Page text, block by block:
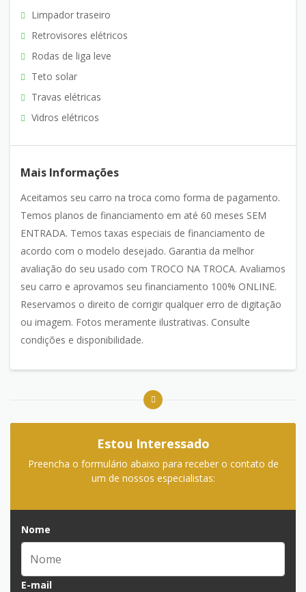
Limpador traseiro
Retrovisores elétricos
Rodas de liga leve
Teto solar
Travas elétricas
Vidros elétricos
Mais Informações
Aceitamos seu carro na troca como forma de pagamento.
Temos planos de financiamento em até 60 meses SEM
ENTRADA. Temos taxas especiais de financiamento de
acordo com o modelo desejado. Garantia da melhor
avaliação do seu usado com TROCO NA TROCA. Avaliamos
seu carro e aprovamos seu financiamento 100% ONLINE.
Reservamos o direito de corrigir qualquer erro de digitação
ou imagem. Fotos meramente ilustrativas. Consulte
condições e disponibilidade.
Estou Interessado
Preencha o formulário abaixo para receber o contato de
um de nossos especialistas:
Nome
E-mail